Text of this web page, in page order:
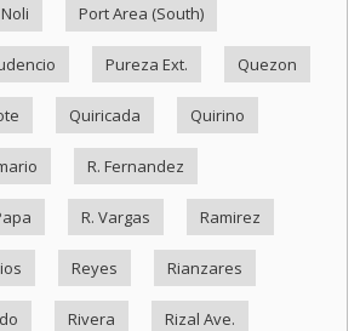
Port Area (South)
Pureza Ext. Quezon
Quiricada Quirino
R. Fernandez
R. Vargas Ramirez
Reyes Rianzares
Rivera Rizal Ave.